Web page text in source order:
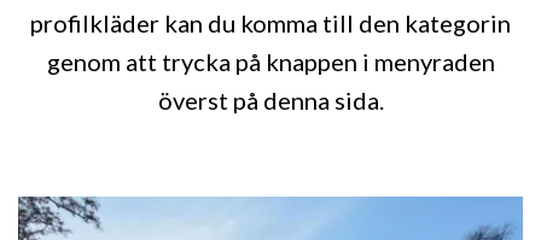
profilkläder kan du komma till den kategorin
genom att trycka på knappen i menyraden
överst på denna sida.